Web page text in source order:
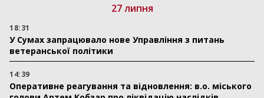
27 липня
18:31
У Сумах запрацювало нове Управління з питань
ветеранської політики
14:39
Оперативне реагування та відновлення: в.о. міського